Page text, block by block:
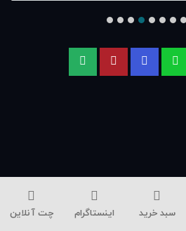
چت آنلاین اینستاگرام سبد خرید